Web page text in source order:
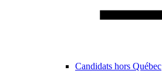
Candidats hors Québec